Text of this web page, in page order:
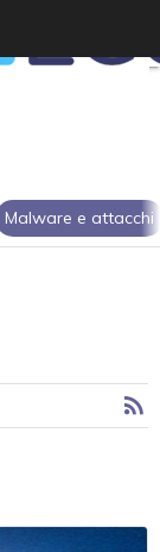
Malware e attacchi